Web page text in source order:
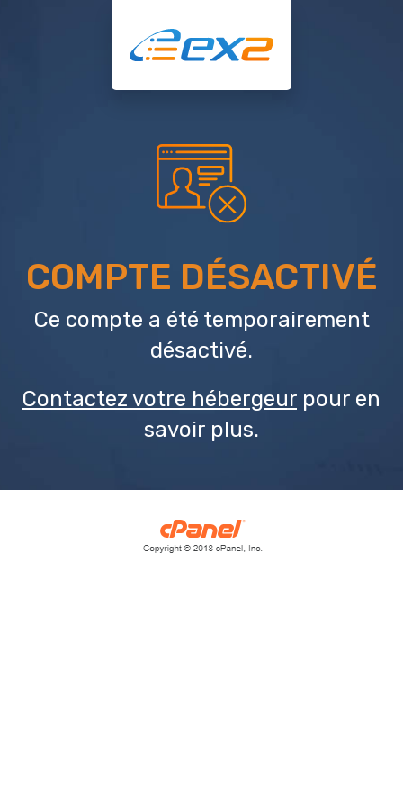
COMPTE DÉSACTIVÉ
Ce compte a été temporairement
désactivé.
Contactez votre hébergeur pour en
savoir plus.